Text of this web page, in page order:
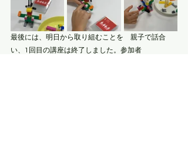
最後には、明日から取り組むことを　親子で話合
い、1回目の講座は終了しました。参加者